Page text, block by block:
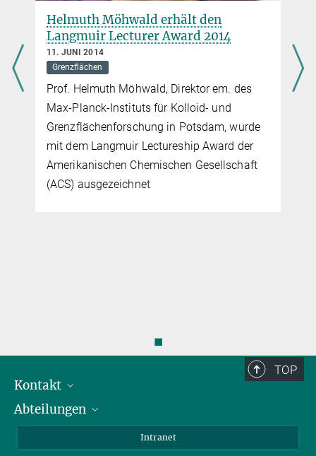
Helmuth Möhwald erhält den
Langmuir Lecturer Award 2014
11. JUNI 2014
Grenzflächen
Prof. Helmuth Möhwald, Direktor em. des
Max-Planck-Instituts für Kolloid- und
Grenzflächenforschung in Potsdam, wurde
mit dem Langmuir Lectureship Award der
Amerikanischen Chemischen Gesellschaft
(ACS) ausgezeichnet
◼
TOP
Kontakt
Mitarbeiterverzeichnis
Abteilungen
Intranet